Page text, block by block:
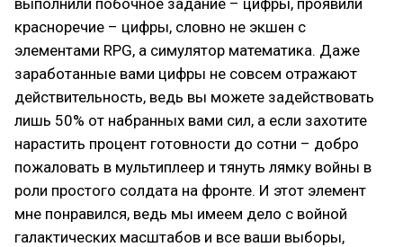
выполнили побочное задание – цифры, проявили
красноречие – цифры, словно не экшен с
элементами RPG, а симулятор математика. Даже
заработанные вами цифры не совсем отражают
действительность, ведь вы можете задействовать
лишь 50% от набранных вами сил, а если захотите
нарастить процент готовности до сотни – добро
пожаловать в мультиплеер и тянуть лямку войны в
роли простого солдата на фронте. И этот элемент
мне понравился, ведь мы имеем дело с войной
галактических масштабов и все ваши выборы,